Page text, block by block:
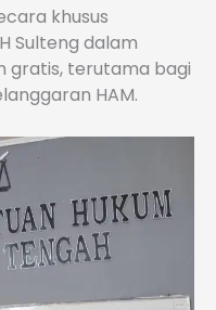
khusus
Sulteng dalam
gratis, terutama bagi
HAM.